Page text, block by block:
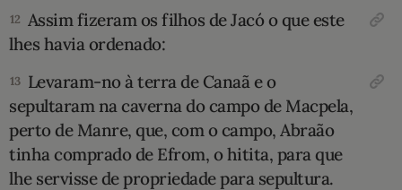
12 Assim fizeram os filhos de Jacó o que este
lhes havia ordenado:
13 Levaram-no à terra de Canaã e o
sepultaram na caverna do campo de Macpela,
perto de Manre, que, com o campo, Abraão
tinha comprado de Efrom, o hitita, para que
lhe ser­visse de propriedade para sepultura.